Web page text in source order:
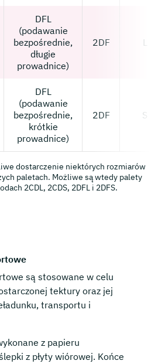
DFL
(podawanie
bezpośrednie,
długie
prowadnice)
2DF L
DFL
(podawanie
bezpośrednie,
krótkie
prowadnice)
2DF S
dostarczenie niektórych rozmiarów
paletach. Możliwe są wtedy palety
2CDL, 2CDS, 2DFL i 2DFS.
są stosowane w celu
tektury oraz jej
transportu i
z papieru
z płyty wiórowej. Końce